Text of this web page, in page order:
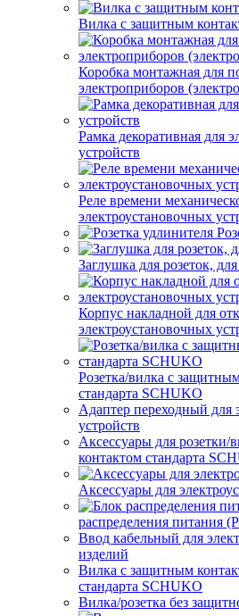
Вилка с защитным
Коробка монтажная для
электроприборов
Рамка декоративная для
устройств
Реле времени
электроустановочных
Заглушка для розеток,
Корпус накладной для
электроустановочных
Розетка/вилка с
стандарта SCHUKO
Адаптер переходный для
устройств
Аксессуары для
контактом стандарта
Аксессуары для
распределения питания
Ввод кабельный для
изделий
Вилка с защитным
стандарта SCHUKO
Вилка/розетка без